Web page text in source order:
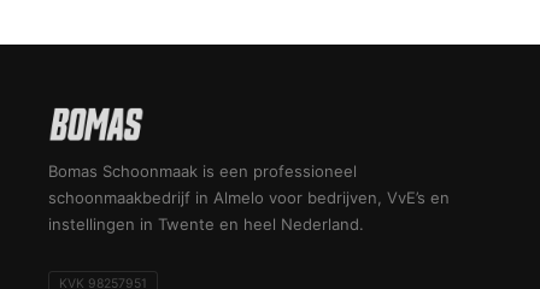
Bomas Schoonmaak is een professioneel
schoonmaakbedrijf in Almelo voor bedrijven, VvE’s en
instellingen in Twente en heel Nederland.
KVK 98257951